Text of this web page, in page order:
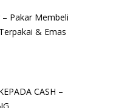
– Pakar Membeli
& Emas
CASH –